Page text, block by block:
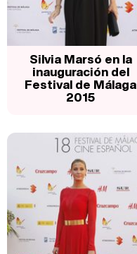
Silvia Marsó en la
inauguración del
Festival de Málaga
2015